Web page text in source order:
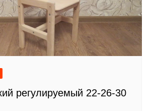
регулируемый 22-26-30